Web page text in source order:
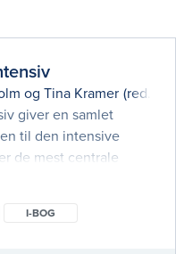
og Tina Kramer (red.)
giver en samlet
til den intensive
de mest centrale
sygepleje. Som
I-BOG